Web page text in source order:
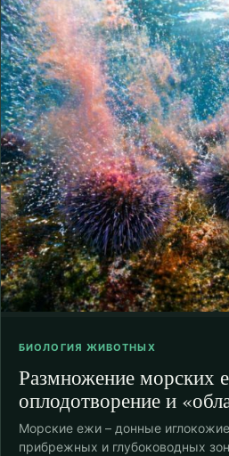
БИОЛОГИЯ ЖИВОТНЫХ
Размножение морских
оплодотворение и
Морские ежи – донные
прибрежных и глубоководных